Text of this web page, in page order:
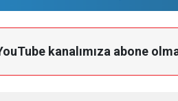
kanalımıza abone